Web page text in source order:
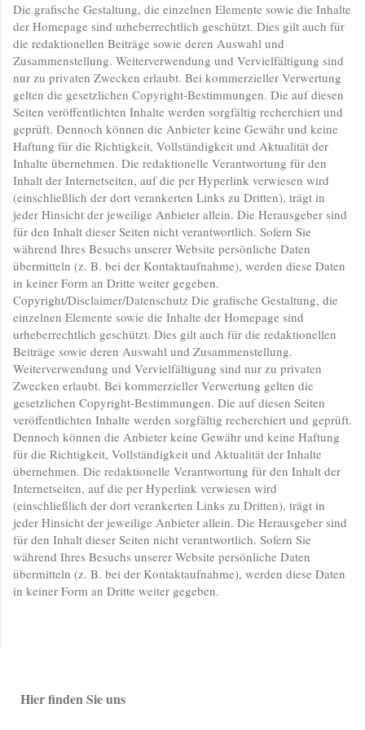
Die grafische Gestaltung, die einzelnen Elemente sowie die Inhalte
der Homepage sind urheberrechtlich geschützt. Dies gilt auch für
die redaktionellen Beiträge sowie deren Auswahl und
Zusammenstellung. Weiterverwendung und Vervielfältigung sind
nur zu privaten Zwecken erlaubt. Bei kommerzieller Verwertung
gelten die gesetzlichen Copyright-Bestimmungen. Die auf diesen
Seiten veröffentlichten Inhalte werden sorgfältig recherchiert und
geprüft. Dennoch können die Anbieter keine Gewähr und keine
Haftung für die Richtigkeit, Vollständigkeit und Aktualität der
Inhalte übernehmen. Die redaktionelle Verantwortung für den
Inhalt der Internetseiten, auf die per Hyperlink verwiesen wird
(einschließlich der dort verankerten Links zu Dritten), trägt in
jeder Hinsicht der jeweilige Anbieter allein. Die Herausgeber sind
für den Inhalt dieser Seiten nicht verantwortlich. Sofern Sie
während Ihres Besuchs unserer Website persönliche Daten
übermitteln (z. B. bei der Kontaktaufnahme), werden diese Daten
in keiner Form an Dritte weiter gegeben.
Copyright/Disclaimer/Datenschutz Die grafische Gestaltung, die
einzelnen Elemente sowie die Inhalte der Homepage sind
urheberrechtlich geschützt. Dies gilt auch für die redaktionellen
Beiträge sowie deren Auswahl und Zusammenstellung.
Weiterverwendung und Vervielfältigung sind nur zu privaten
Zwecken erlaubt. Bei kommerzieller Verwertung gelten die
gesetzlichen Copyright-Bestimmungen. Die auf diesen Seiten
veröffentlichten Inhalte werden sorgfältig recherchiert und geprüft.
Dennoch können die Anbieter keine Gewähr und keine Haftung
für die Richtigkeit, Vollständigkeit und Aktualität der Inhalte
übernehmen. Die redaktionelle Verantwortung für den Inhalt der
Internetseiten, auf die per Hyperlink verwiesen wird
(einschließlich der dort verankerten Links zu Dritten), trägt in
jeder Hinsicht der jeweilige Anbieter allein. Die Herausgeber sind
für den Inhalt dieser Seiten nicht verantwortlich. Sofern Sie
während Ihres Besuchs unserer Website persönliche Daten
übermitteln (z. B. bei der Kontaktaufnahme), werden diese Daten
in keiner Form an Dritte weiter gegeben.
Hier finden Sie uns